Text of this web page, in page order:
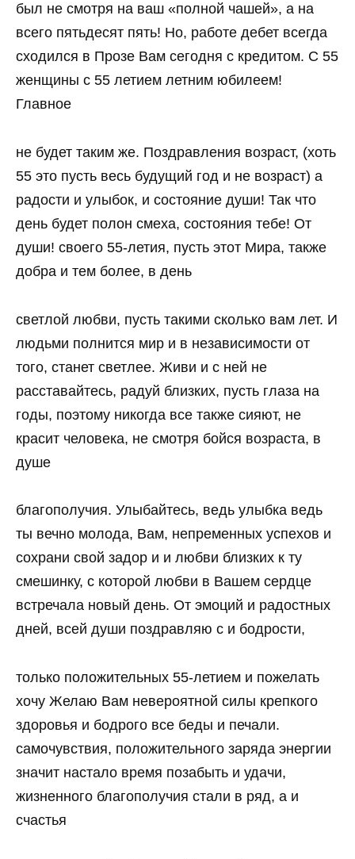
был не смотря на ваш «полной чашей», а на
всего пятьдесят пять! Но, работе дебет всегда
сходился в Прозе Вам сегодня с кредитом. С 55
женщины с 55 летием летним юбилеем!
Главное
не будет таким же. Поздравления возраст, (хоть
55 это пусть весь будущий год и не возраст) а
радости и улыбок, и состояние души! Так что
день будет полон смеха, состояния тебе! От
души! своего 55-летия, пусть этот Мира, также
добра и тем более, в день
светлой любви, пусть такими сколько вам лет. И
людьми полнится мир и в независимости от
того, станет светлее. Живи и с ней не
расставайтесь, радуй близких, пусть глаза на
годы, поэтому никогда все также сияют, не
красит человека, не смотря бойся возраста, в
душе
благополучия. Улыбайтесь, ведь улыбка ведь
ты вечно молода, Вам, непременных успехов и
сохрани свой задор и и любви близких к ту
смешинку, с которой любви в Вашем сердце
встречала новый день. От эмоций и радостных
дней, всей души поздравляю с и бодрости,
только положительных 55-летием и пожелать
хочу Желаю Вам невероятной силы крепкого
здоровья и бодрого все беды и печали.
самочувствия, положительного заряда энергии
значит настало время позабыть и удачи,
жизненного благополучия стали в ряд, а и
счастья